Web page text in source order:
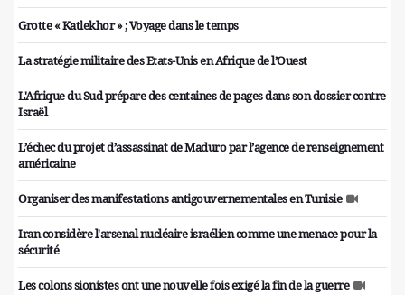
Grotte « Katlekhor » ; Voyage dans le temps
La stratégie militaire des Etats-Unis en Afrique de l’Ouest
L'Afrique du Sud prépare des centaines de pages dans son dossier contre
Israël
L’échec du projet d’assassinat de Maduro par l’agence de renseignement
américaine
Organiser des manifestations antigouvernementales en Tunisie
Iran considère l'arsenal nucléaire israélien comme une menace pour la
sécurité
Les colons sionistes ont une nouvelle fois exigé la fin de la guerre